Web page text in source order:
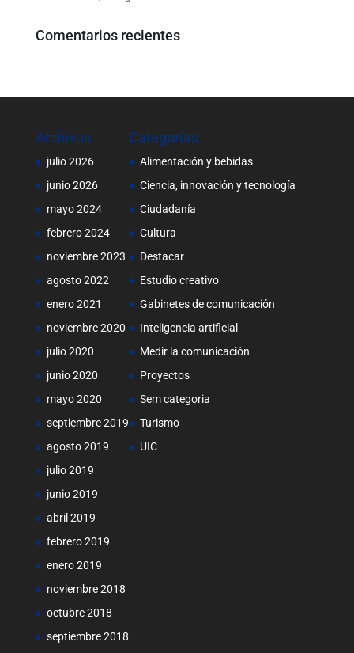
Comentarios recientes
Archivos
julio 2026
junio 2026
mayo 2024
febrero 2024
noviembre 2023
agosto 2022
enero 2021
noviembre 2020
julio 2020
junio 2020
mayo 2020
septiembre 2019
agosto 2019
julio 2019
junio 2019
abril 2019
febrero 2019
enero 2019
noviembre 2018
octubre 2018
septiembre 2018
Categorías
Alimentación y bebidas
Ciencia, innovación y tecnología
Ciudadanía
Cultura
Destacar
Estudio creativo
Gabinetes de comunicación
Inteligencia artificial
Medir la comunicación
Proyectos
Sem categoria
Turismo
UIC